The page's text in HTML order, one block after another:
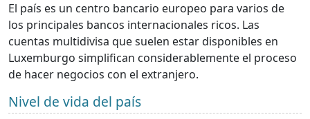
El país es un centro bancario europeo para varios de
los principales bancos internacionales ricos. Las
cuentas multidivisa que suelen estar disponibles en
Luxemburgo simplifican considerablemente el proceso
de hacer negocios con el extranjero.
Nivel de vida del país